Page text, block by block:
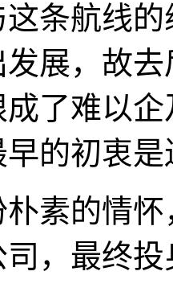
条航线
展，故
了难以
的初衷是
的情怀
，最终